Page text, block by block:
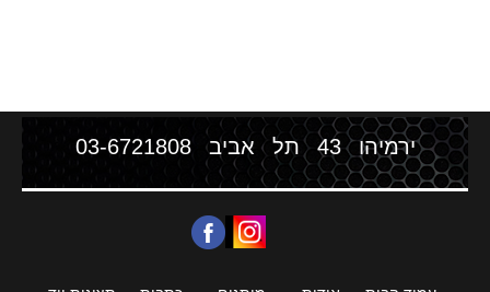
ירמיהו 43 תל אביב 03-6721808